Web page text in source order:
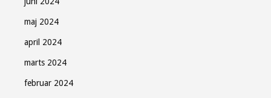
maj 2024
april 2024
marts 2024
februar 2024